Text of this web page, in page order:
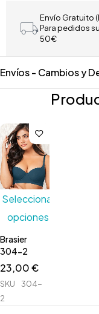
Envío Gratuito
Para pedidos
50€
Envíos - Cambios y
Seleccionar
opciones
Brasier
304-2
23,00€
SKU
304-
2